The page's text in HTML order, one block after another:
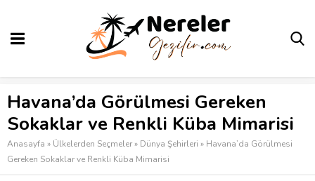
Havana’da Görülmesi Gereken
Sokaklar ve Renkli Küba Mimarisi
Anasayfa » Ülkelerden Seçmeler» Dünya Şehirleri » Havana’da Görülmesi
Gereken Sokaklar ve Renkli Küba Mimarisi